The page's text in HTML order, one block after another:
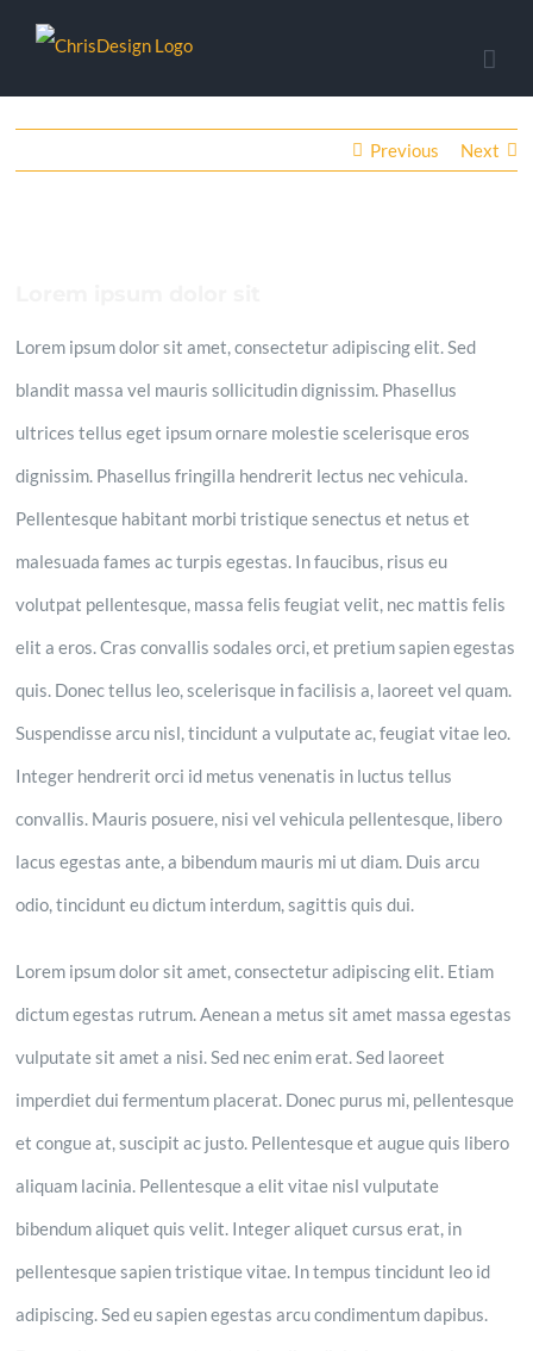
Previous Next
Lorem ipsum dolor sit amet, consectetur adipiscing elit. Sed
blandit massa vel mauris sollicitudin dignissim. Phasellus
ultrices tellus eget ipsum ornare molestie scelerisque eros
dignissim. Phasellus fringilla hendrerit lectus nec vehicula.
Pellentesque habitant morbi tristique senectus et netus et
malesuada fames ac turpis egestas. In faucibus, risus eu
volutpat pellentesque, massa felis feugiat velit, nec mattis felis
elit a eros. Cras convallis sodales orci, et pretium sapien egestas
quis. Donec tellus leo, scelerisque in facilisis a, laoreet vel quam.
Suspendisse arcu nisl, tincidunt a vulputate ac, feugiat vitae leo.
Integer hendrerit orci id metus venenatis in luctus tellus
convallis. Mauris posuere, nisi vel vehicula pellentesque, libero
lacus egestas ante, a bibendum mauris mi ut diam. Duis arcu
odio, tincidunt eu dictum interdum, sagittis quis dui.
Lorem ipsum dolor sit amet, consectetur adipiscing elit. Etiam
dictum egestas rutrum. Aenean a metus sit amet massa egestas
vulputate sit amet a nisi. Sed nec enim erat. Sed laoreet
imperdiet dui fermentum placerat. Donec purus mi, pellentesque
et congue at, suscipit ac justo. Pellentesque et augue quis libero
aliquam lacinia. Pellentesque a elit vitae nisl vulputate
bibendum aliquet quis velit. Integer aliquet cursus erat, in
pellentesque sapien tristique vitae. In tempus tincidunt leo id
adipiscing. Sed eu sapien egestas arcu condimentum dapibus.